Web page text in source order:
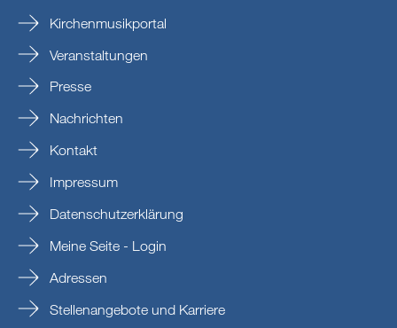
Kirchenmusikportal
Veranstaltungen
Presse
Nachrichten
Kontakt
Impressum
Datenschutzerklärung
Meine Seite - Login
Adressen
Stellenangebote und Karriere